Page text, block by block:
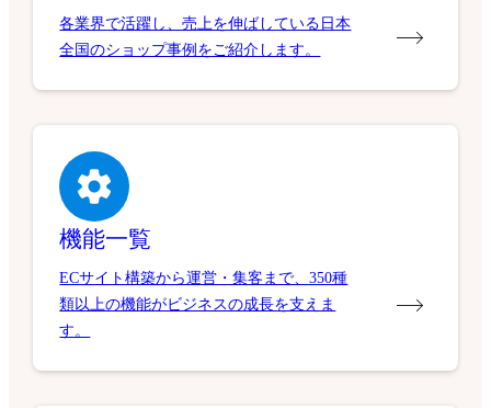
各業界で活躍し、売上を伸ばしている日本
全国のショップ事例をご紹介します。
機能一覧
ECサイト構築から運営・集客まで、350種
類以上の機能がビジネスの成長を支えま
す。